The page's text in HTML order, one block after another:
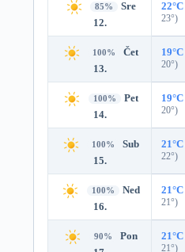
85%
Sre
12.
22°C
23°)
100%
Čet
13.
19°C
20°)
100%
Pet
14.
19°C
20°)
100%
Sub
15.
21°C
22°)
100%
Ned
16.
21°C
21°)
90%
Pon
21°C
21°)